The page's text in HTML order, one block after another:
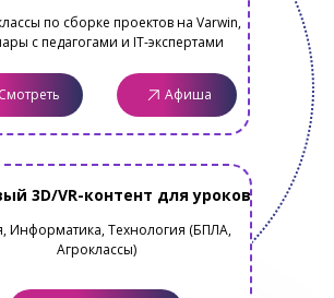
Информатика, Технология (БПЛА,
Агроклассы)
3D/VR-контент для уроков
Смотреть Афиша
по сборке проектов на Varwin,
с педагогами и IT-экспертами